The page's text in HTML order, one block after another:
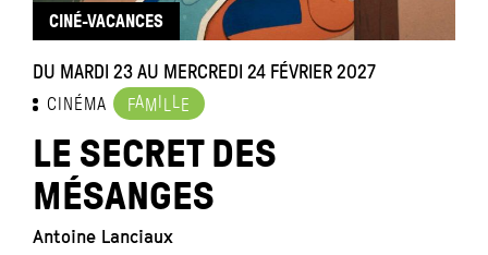
CINÉ-VACANCES
DU MARDI 23 AU MERCREDI 24 FÉVRIER 2027
CINÉMA FAM L E
LE SECRET DES
MÉSANGES
Antoine Lanciaux